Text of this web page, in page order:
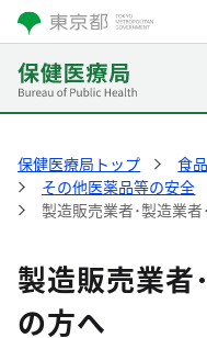
保健医療局トップ 食
その他医薬品等の安全
製造販売業者･製造業
製造販売業者
の方へ